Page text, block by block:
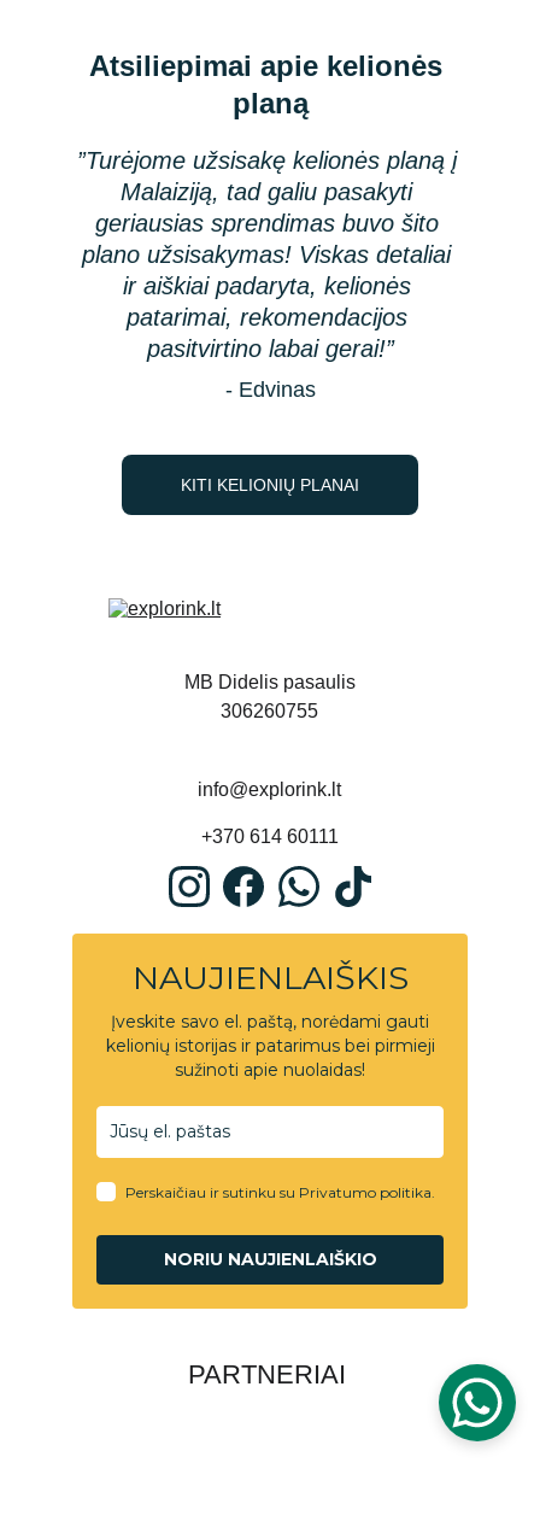
”Turėjome užsisakę kelionės planą į
Malaiziją, tad galiu pasakyti
geriausias sprendimas buvo šito
plano užsisakymas! Viskas detaliai
ir aiškiai padaryta, kelionės
patarimai, rekomendacijos
pasitvirtino labai gerai!”
- Edvinas
Atsiliepimai apie kelionės
planą
KITI KELIONIŲ PLANAI
MB Didelis pasaulis
306260755
info@explorink.lt
+370 614 60111
PARTNERIAI